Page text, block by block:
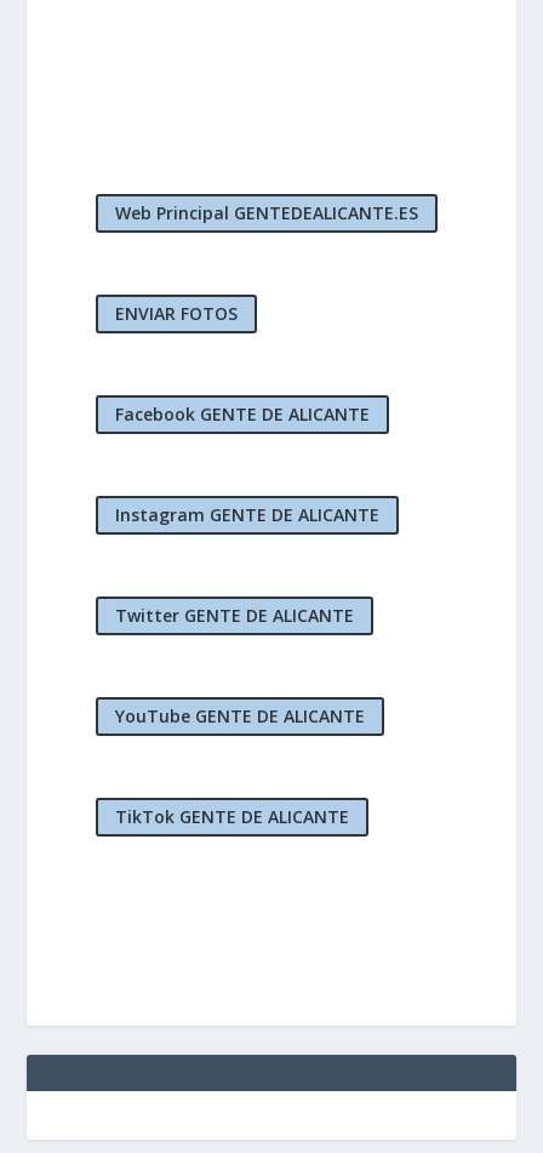
Web Principal GENTEDEALICANTE.ES
ENVIAR FOTOS
Facebook GENTE DE ALICANTE
Instagram GENTE DE ALICANTE
Twitter GENTE DE ALICANTE
YouTube GENTE DE ALICANTE
TikTok GENTE DE ALICANTE